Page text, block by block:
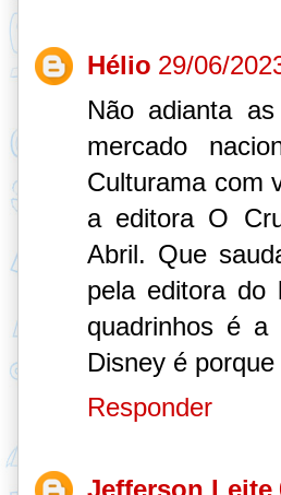
Hélio 29/06/
Não adianta
mercado
Culturama com
a editora O
Abril. Que
pela editora do
quadrinhos é
Disney é
Responder